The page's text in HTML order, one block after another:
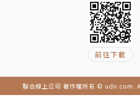
◎找出線圖上的關卡，學會判讀
價格「關卡」，就是多數投資人
格區間帶。股價一旦形成關卡，通
• 從下跌趨勢轉為上升趨勢，
壓差不多結束了呢？
【Q37】 跌停板的處理法
【Q38】 關卡間的攻防戰
【Q39】 十個月的攻防戰
【Q40】 股價橫向持平，但是將
專欄4｜「指定價格」、「市價」
【第5章】看懂布林通道
【Q41】 什麼是標準差？
前往下載
聯合線上公司 著作權所有 © udn.com.